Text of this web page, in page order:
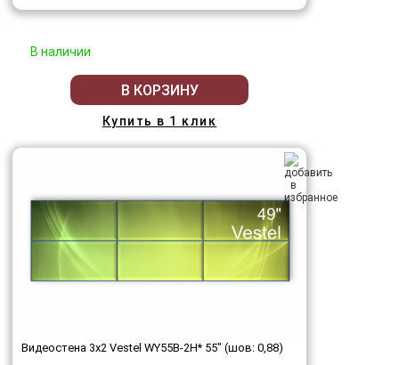
В наличии
В КОРЗИНУ
Купить в 1 клик
Видеостена 3x2 Vestel WY55B-2H* 55" (шов: 0,88)